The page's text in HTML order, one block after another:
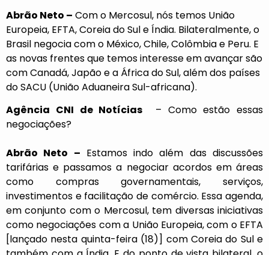
Abrão Neto – Com o Mercosul, nós temos União
Europeia, EFTA, Coreia do Sul e Índia. Bilateralmente, o
Brasil negocia com o México, Chile, Colômbia e Peru. E
as novas frentes que temos interesse em avançar são
com Canadá, Japão e a África do Sul, além dos países
do SACU (União Aduaneira Sul-africana).
Agência CNI de Notícias – Como estão essas
negociações?
Abrão Neto – Estamos indo além das discussões
tarifárias e passamos a negociar acordos em áreas
como compras governamentais, serviços,
investimentos e facilitação de comércio. Essa agenda,
em conjunto com o Mercosul, tem diversas iniciativas
como negociações com a União Europeia, com o EFTA
[lançado nesta quinta-feira (18)] com Coreia do Sul e